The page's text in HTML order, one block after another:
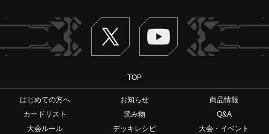
Twitter ヴァンガードch
TOP
はじめての方へ お知らせ
商品情報
カードリスト
読み物
Q&A
大会ルール
デッキレシピ
大会・イベント